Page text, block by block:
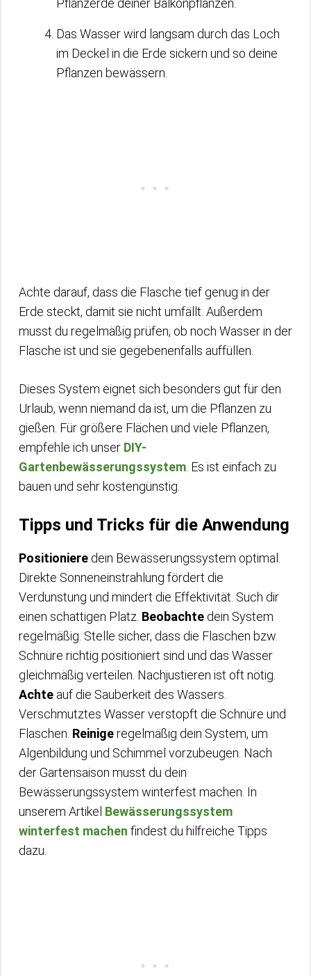
Das Wasser wird langsam durch das Loch
im Deckel in die Erde sickern und so deine
Pflanzen bewässern.
Achte darauf, dass die Flasche tief genug in der
Erde steckt, damit sie nicht umfällt. Außerdem
musst du regelmäßig prüfen, ob noch Wasser in der
Flasche ist und sie gegebenenfalls auffüllen.
Dieses System eignet sich besonders gut für den
Urlaub, wenn niemand da ist, um die Pflanzen zu
gießen. Für größere Flächen und viele Pflanzen,
empfehle ich unser DIY-
Gartenbewässerungssystem . Es ist einfach zu
bauen und sehr kostengünstig.
Tipps und Tricks für die Anwendung
Positioniere dein Bewässerungssystem optimal.
Direkte Sonneneinstrahlung fördert die
Verdunstung und mindert die Effektivität. Such dir
einen schattigen Platz. Beobachte dein System
regelmäßig. Stelle sicher, dass die Flaschen bzw.
Schnüre richtig positioniert sind und das Wasser
gleichmäßig verteilen. Nachjustieren ist oft nötig.
Achte auf die Sauberkeit des Wassers.
Verschmutztes Wasser verstopft die Schnüre und
Flaschen. Reinigeregelmäßig dein System, um
Algenbildung und Schimmel vorzubeugen. Nach
der Gartensaison musst du dein
Bewässerungssystem winterfest machen. In
unserem Artikel Bewässerungssystem
winterfest machen findest du hilfreiche Tipps
dazu.